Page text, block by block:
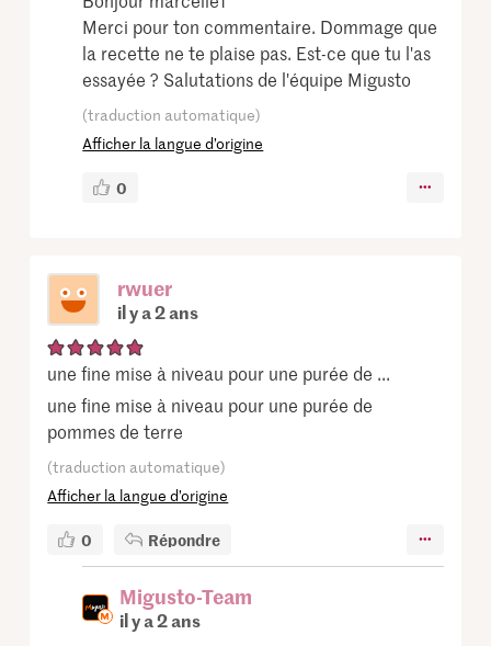
Merci pour ton commentaire. Dommage que
la recette ne te plaise pas. Est-ce que tu l'as
essayée ? Salutations de l'équipe Migusto
(traduction automatique)
Afficher la langue d’origine
0
rwuer
il y a 2 ans
une fine mise à niveau pour une purée de ...
une fine mise à niveau pour une purée de
pommes de terre
(traduction automatique)
Afficher la langue d’origine
0 Répondre
Migusto-Team
il y a 2 ans